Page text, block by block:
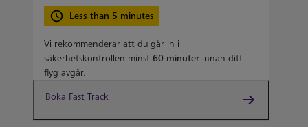
Less than 5 minutes
Vi rekommenderar att du går in i
säkerhetskontrollen minst 60 minuter innan ditt
flyg avgår.
Boka Fast Track